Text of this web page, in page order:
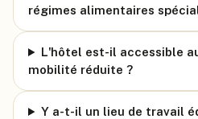
régimes alimentaires
L'hôtel est-il accessible
mobilité réduite ?
Y a-t-il un lieu de travail